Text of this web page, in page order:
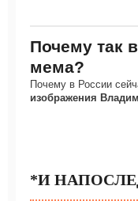
Почему так
мема?
Почему в России
изображения
*И